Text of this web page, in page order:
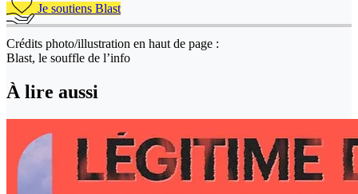
Je soutiens Blast
Crédits photo/illustration en haut de page :
Blast, le souffle de l’info
À lire aussi